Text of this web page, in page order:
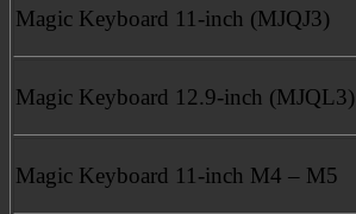
Magic Keyboard 11-inch (MJQJ3)
Magic Keyboard 12.9-inch (MJQL3)
Magic Keyboard 11-inch M4 – M5